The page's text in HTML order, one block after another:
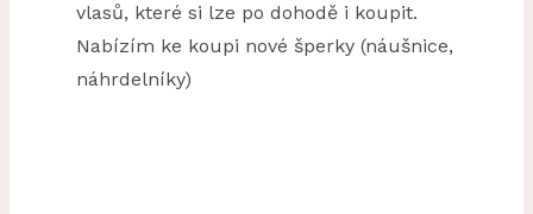
vlasů, které si lze po dohodě i koupit.
Nabízím ke koupi nové šperky (náušnice,
náhrdelníky)